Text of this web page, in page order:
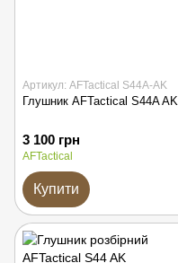
Артикул: AFTactical S44A-AK
Глушник AFTactical S44A AK
3 100 грн
AFTactical
Купити